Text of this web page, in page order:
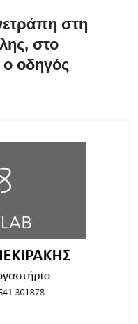
στη
στο
ο οδηγός